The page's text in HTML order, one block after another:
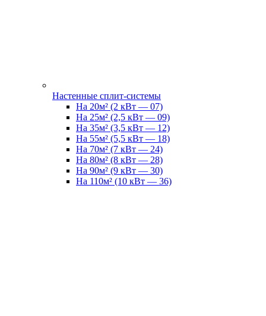
Настенные сплит-системы
На 20м² (2 кВт — 07)
На 25м² (2,5 кВт — 09)
На 35м² (3,5 кВт — 12)
На 55м² (5,5 кВт — 18)
На 70м² (7 кВт — 24)
На 80м² (8 кВт — 28)
На 90м² (9 кВт — 30)
На 110м² (10 кВт — 36)